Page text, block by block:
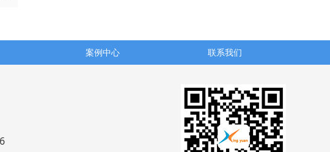
案例中心 联系我们